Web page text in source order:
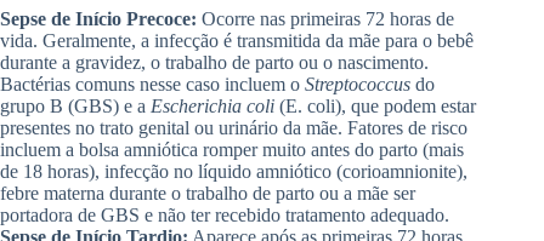
Sepse de Início Precoce: Ocorre nas primeiras 72 horas de
vida. Geralmente, a infecção é transmitida da mãe para o bebê
durante a gravidez, o trabalho de parto ou o nascimento.
Bactérias comuns nesse caso incluem o Streptococcus do
grupo B (GBS) e a Escherichia coli (E. coli), que podem estar
presentes no trato genital ou urinário da mãe. Fatores de risco
incluem a bolsa amniótica romper muito antes do parto (mais
de 18 horas), infecção no líquido amniótico (corioamnionite),
febre materna durante o trabalho de parto ou a mãe ser
portadora de GBS e não ter recebido tratamento adequado.